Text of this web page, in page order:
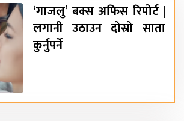
‘गाजलु’ बक्स अफिस रिपोर्ट |
लगानी उठाउन दोस्रो साता
कुर्नुपर्ने